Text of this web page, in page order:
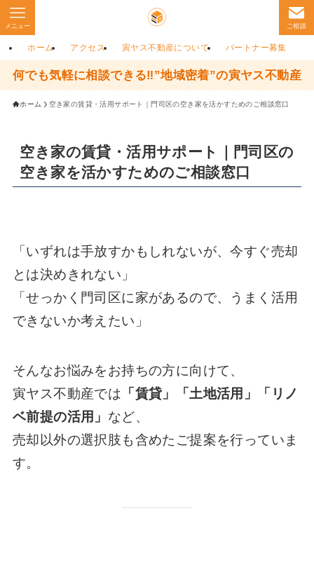
ご相談
メニュー
ホーム アクセス 寅ヤス不動産について パートナー募集
何でも気軽に相談できる‼”地域密着”の寅ヤス不動産
ホーム 空き家の賃貸・活用サポート｜門司区の空き家を活かすためのご相談窓口
空き家の賃貸・活用サポート｜門司区の
空き家を活かすためのご相談窓口
「いずれは手放すかもしれないが、今すぐ売却
とは決めきれない」
「せっかく門司区に家があるので、うまく活用
できないか考えたい」
そんなお悩みをお持ちの方に向けて、
寅ヤス不動産では 「賃貸」「土地活用」「リノ
ベ前提の活用」 など、
売却以外の選択肢も含めたご提案を行っていま
す。